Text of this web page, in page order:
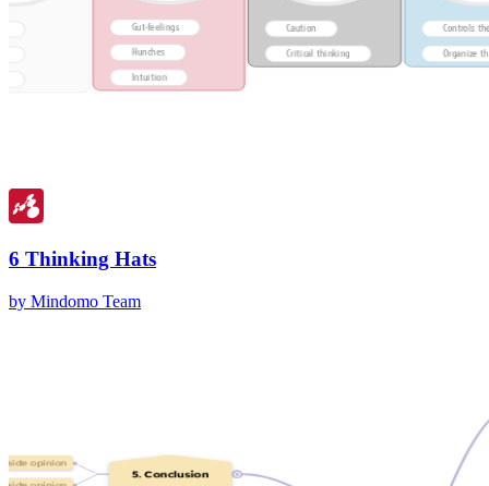
6 Thinking Hats
by Mindomo Team